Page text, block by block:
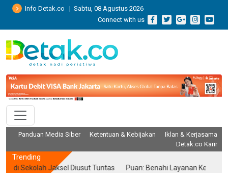
Info Detak.co | Sabtu, 08 Agustus 2026
Connect with us
Panduan Media Siber Ketentuan & Kebijakan
Iklan & Kerjasama
Detak.co Karir
Trending
Jaksel Diusut Tuntas Puan: Benahi Layanan Kesehatan